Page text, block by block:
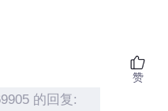
的回复:
赞